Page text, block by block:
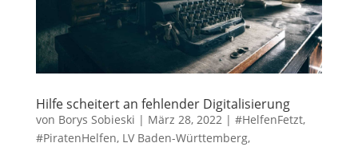
Hilfe scheitert an fehlender Digitalisierung
von Borys Sobieski | März 28, 2022| #HelfenFetzt,
#PiratenHelfen, LV Baden-Württemberg,